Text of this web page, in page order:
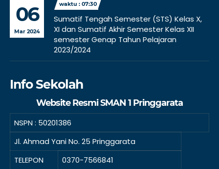
06
Mar 2024
waktu : 07:30
Sumatif Tengah Semester (STS) Kelas X,
XI dan Sumatif Akhir Semester Kelas XII
semester Genap Tahun Pelajaran
2023/2024
Info Sekolah
Website Resmi SMAN 1 Pringgarata
NSPN : 50201386
Jl. Ahmad Yani No. 25 Pringgarata
TELEPON
0370-7566841